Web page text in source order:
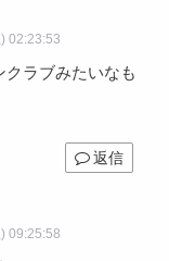
02:23:53
ラブみたいなも
返信
09:25:58